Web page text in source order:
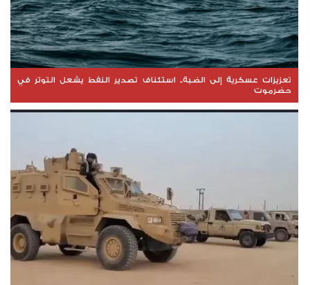
تعزيزات عسكرية إلى الضبة.. استئناف تصدير النفط يشعل التوتر في
حضرموت